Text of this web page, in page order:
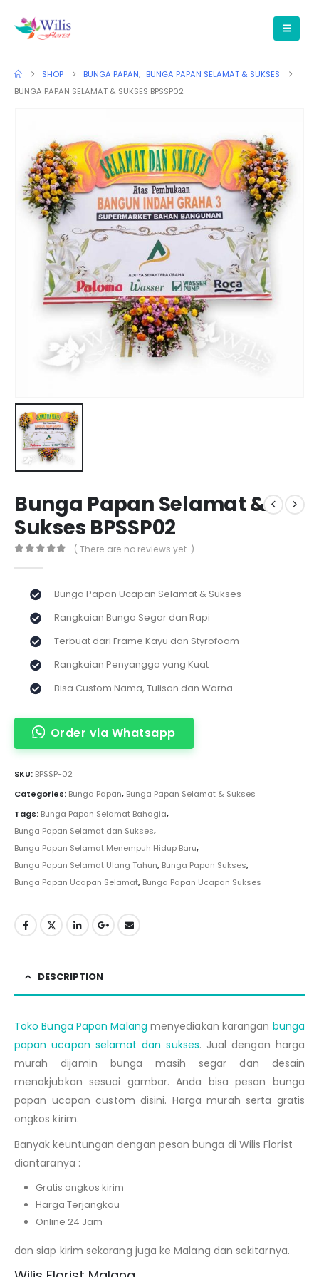
SHOP BUNGA PAPAN, BUNGA PAPAN SELAMAT & SUKSES
BUNGA PAPAN SELAMAT & SUKSES BPSSP02
Bunga Papan Selamat &
Sukses BPSSP02
( There are no reviews yet. )
Bunga Papan Ucapan Selamat & Sukses
Rangkaian Bunga Segar dan Rapi
Terbuat dari Frame Kayu dan Styrofoam
Rangkaian Penyangga yang Kuat
Bisa Custom Nama, Tulisan dan Warna
Order via Whatsapp
SKU: BPSSP-02
Categories: Bunga Papan, Bunga Papan Selamat & Sukses
Tags: Bunga Papan Selamat Bahagia,
Bunga Papan Selamat dan Sukses,
Bunga Papan Selamat Menempuh Hidup Baru,
Bunga Papan Selamat Ulang Tahun, Bunga Papan Sukses,
Bunga Papan Ucapan Selamat, Bunga Papan Ucapan Sukses
DESCRIPTION
Toko Bunga Papan Malang menyediakan karangan bunga
papan ucapan selamat dan sukses. Jual dengan harga
murah dijamin bunga masih segar dan desain
menakjubkan sesuai gambar. Anda bisa pesan bunga
papan ucapan custom disini. Harga murah serta gratis
ongkos kirim.
Banyak keuntungan dengan pesan bunga di Wilis Florist
diantaranya :
Gratis ongkos kirim
Harga Terjangkau
Online 24 Jam
dan siap kirim sekarang juga ke Malang dan sekitarnya.